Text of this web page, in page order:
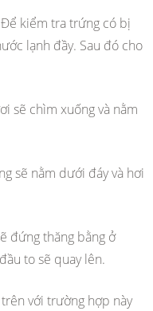
kiểm tra trứng có bị
lạnh đầy. Sau đó cho
sẽ chìm xuống và nằm
sẽ nằm dưới đáy và hơi
đứng thăng bằng ở
to sẽ quay lên.
với trường hợp này